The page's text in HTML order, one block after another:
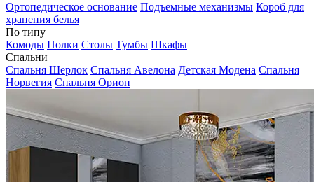
Ортопедическое основание Подъемные механизмы Короб для
хранения белья
По типу
Комоды Полки Столы Тумбы Шкафы
Спальни
Спальня Шерлок Спальня Авелона Детская Модена Спальня
Норвегия Спальня Орион